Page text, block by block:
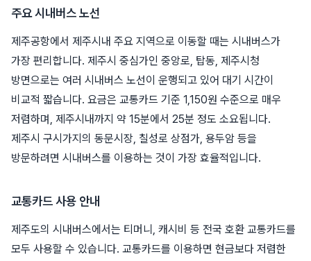
주요 시내버스 노선
제주공항에서 제주시내 주요 지역으로 이동할 때는 시내버스가
가장 편리합니다. 제주시 중심가인 중앙로, 탑동, 제주시청
방면으로는 여러 시내버스 노선이 운행되고 있어 대기 시간이
비교적 짧습니다. 요금은 교통카드 기준 1,150원 수준으로 매우
저렴하며, 제주시내까지 약 15분에서 25분 정도 소요됩니다.
제주시 구시가지의 동문시장, 칠성로 상점가, 용두암 등을
방문하려면 시내버스를 이용하는 것이 가장 효율적입니다.
교통카드 사용 안내
제주도의 시내버스에서는 티머니, 캐시비 등 전국 호환 교통카드를
모두 사용할 수 있습니다. 교통카드를 이용하면 현금보다 저렴한